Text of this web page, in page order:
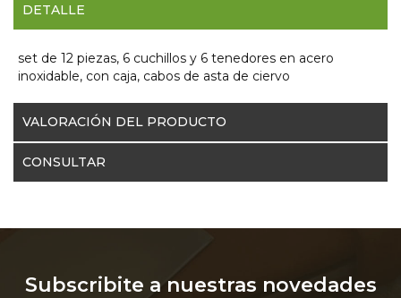
DETALLE
set de 12 piezas, 6 cuchillos y 6 tenedores en acero
inoxidable, con caja, cabos de asta de ciervo
VALORACIÓN DEL PRODUCTO
CONSULTAR
Subscribite a nuestras novedades